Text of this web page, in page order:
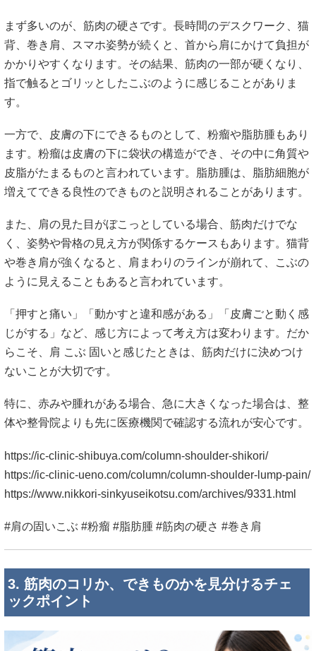
まず多いのが、筋肉の硬さです。長時間のデスクワーク、猫
背、巻き肩、スマホ姿勢が続くと、首から肩にかけて負担が
かかりやすくなります。その結果、筋肉の一部が硬くなり、
指で触るとゴリッとしたこぶのように感じることがありま
す。
一方で、皮膚の下にできるものとして、粉瘤や脂肪腫もあり
ます。粉瘤は皮膚の下に袋状の構造ができ、その中に角質や
皮脂がたまるものと言われています。脂肪腫は、脂肪細胞が
増えてできる良性のできものと説明されることがあります。
また、肩の見た目がぼこっとしている場合、筋肉だけでな
く、姿勢や骨格の見え方が関係するケースもあります。猫背
や巻き肩が強くなると、肩まわりのラインが崩れて、こぶの
ように見えることもあると言われています。
「押すと痛い」「動かすと違和感がある」「皮膚ごと動く感
じがする」など、感じ方によって考え方は変わります。だか
らこそ、肩 こぶ 固いと感じたときは、筋肉だけに決めつけ
ないことが大切です。
特に、赤みや腫れがある場合、急に大きくなった場合は、整
体や整骨院よりも先に医療機関で確認する流れが安心です。
https://ic-clinic-shibuya.com/column-shoulder-shikori/
https://ic-clinic-ueno.com/column/column-shoulder-lump-pain/
https://www.nikkori-sinkyuseikotsu.com/archives/9331.html
#肩の固いこぶ #粉瘤 #脂肪腫 #筋肉の硬さ #巻き肩
3. 筋肉のコリか、できものかを見分けるチェ
ックポイント